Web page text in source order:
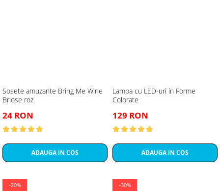
Sosete amuzante Bring Me Wine
Briose roz
24 RON
ADAUGA IN COS
Lampa cu LED-uri in Forme
Colorate
129 RON
ADAUGA IN COS
-20% -30%